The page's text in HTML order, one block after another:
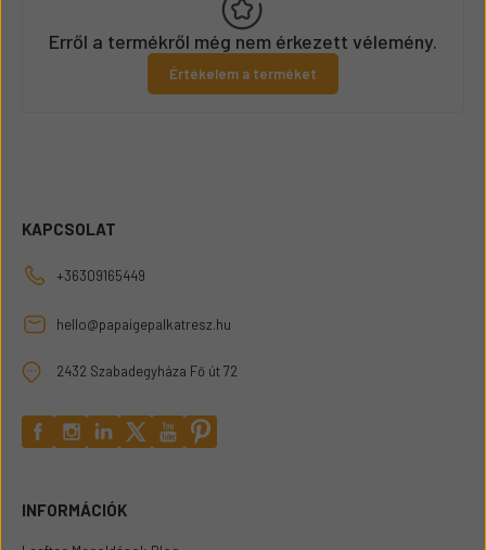
Erről a termékről még nem érkezett vélemény.
Értékelem a terméket
KAPCSOLAT
+36309165449
hello@papaigepalkatresz.hu
2432 Szabadegyháza Fő út 72
INFORMÁCIÓK